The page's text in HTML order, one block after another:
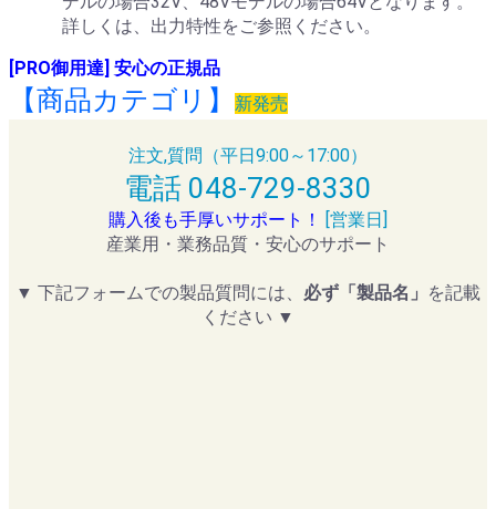
詳しくは、出力特性をご参照ください。
[PRO御用達] 安心の正規品
【商品カテゴリ】 新発売
注文,質問（平日9:00～17:00）
電話 048-729-8330
購入後も手厚いサポート！
[営業日]
産業用・業務品質・安心のサポート
▼ 下記フォームでの製品質問には、 必ず「製品名」 を記載
ください ▼